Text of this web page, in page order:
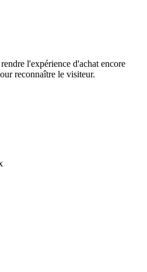
l'expérience d'achat encore
reconnaître le visiteur.